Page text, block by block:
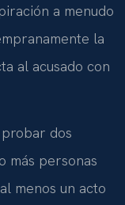
a menudo
la
al acusado con
probar dos
más personas
menos un acto